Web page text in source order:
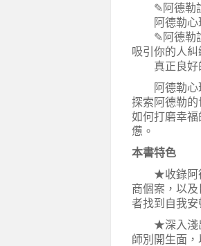
✎阿德勒說
阿德勒心理
✎阿德勒說
吸引你的人糾
真正良好的
阿德勒心理
探索阿德勒
如何打磨幸
憊。
本書特色
★收錄阿德
商個案，以
者找到自我安
★深入淺出
師別開生面